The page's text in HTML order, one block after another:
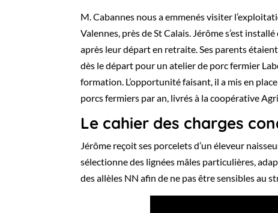
M. Cabannes nous a emmenés visiter
Valennes, près de St Calais. Jérôme s’est
après leur départ en retraite. Ses parents
dès le départ pour un atelier de porc fermier
formation. L’opportunité faisant, il a mis en
porcs fermiers par an, livrés à la coopérative
Le cahier des charges
Jérôme reçoit ses porcelets d’un éleveur
sélectionne des lignées mâles particulières,
des allèles NN afin de ne pas être sensibles au